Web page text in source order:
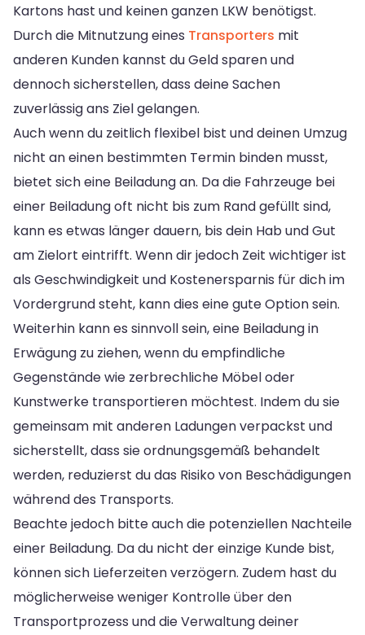
Kartons hast und keinen ganzen LKW benötigst.
Durch die Mitnutzung eines Transporters mit
anderen Kunden kannst du Geld sparen und
dennoch sicherstellen, dass deine Sachen
zuverlässig ans Ziel gelangen.
Auch wenn du zeitlich flexibel bist und deinen Umzug
nicht an einen bestimmten Termin binden musst,
bietet sich eine Beiladung an. Da die Fahrzeuge bei
einer Beiladung oft nicht bis zum Rand gefüllt sind,
kann es etwas länger dauern, bis dein Hab und Gut
am Zielort eintrifft. Wenn dir jedoch Zeit wichtiger ist
als Geschwindigkeit und Kostenersparnis für dich im
Vordergrund steht, kann dies eine gute Option sein.
Weiterhin kann es sinnvoll sein, eine Beiladung in
Erwägung zu ziehen, wenn du empfindliche
Gegenstände wie zerbrechliche Möbel oder
Kunstwerke transportieren möchtest. Indem du sie
gemeinsam mit anderen Ladungen verpackst und
sicherstellt, dass sie ordnungsgemäß behandelt
werden, reduzierst du das Risiko von Beschädigungen
während des Transports.
Beachte jedoch bitte auch die potenziellen Nachteile
einer Beiladung. Da du nicht der einzige Kunde bist,
können sich Lieferzeiten verzögern. Zudem hast du
möglicherweise weniger Kontrolle über den
Transportprozess und die Verwaltung deiner